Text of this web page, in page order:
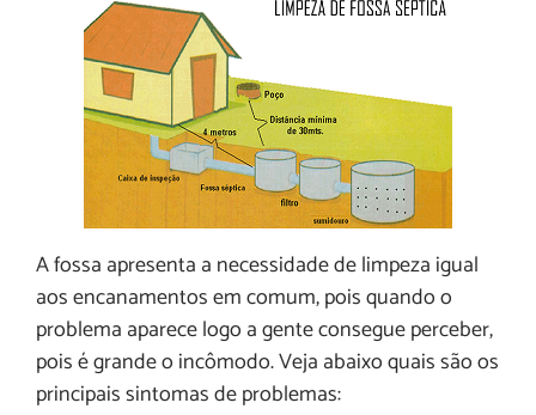
A fossa apresenta a necessidade de limpeza igual
aos encanamentos em comum, pois quando o
problema aparece logo a gente consegue perceber,
pois é grande o incômodo. Veja abaixo quais são os
principais sintomas de problemas: